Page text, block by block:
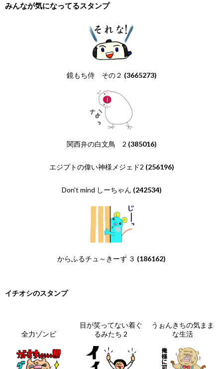
みんなが気になってるスタンプ
鏡もち侍 その２ (3665273)
関西弁の白文鳥 2 (385016)
エジプトの偉い神様メジェド2 (256196)
Don't mind しーちゃん (242534)
からふるチュ～きーず ３ (186162)
イチオシのスタンプ
全力ゾンビ
目が笑ってない着ぐ
るみたち 2
うぉんきちの気まま
な生活